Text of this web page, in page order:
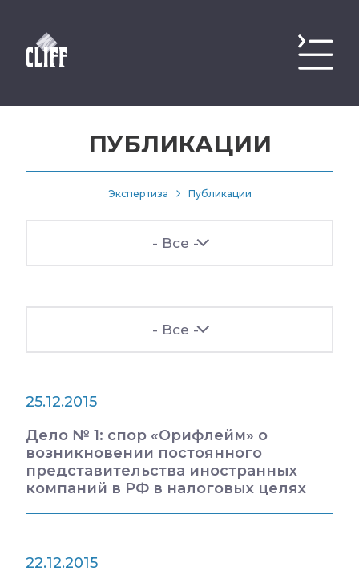
ПУБЛИКАЦИИ
Экспертиза Публикации
- Все -
- Все -
25.12.2015
Дело № 1: спор «Орифлейм» о
возникновении постоянного
представительства иностранных
компаний в РФ в налоговых целях
22.12.2015